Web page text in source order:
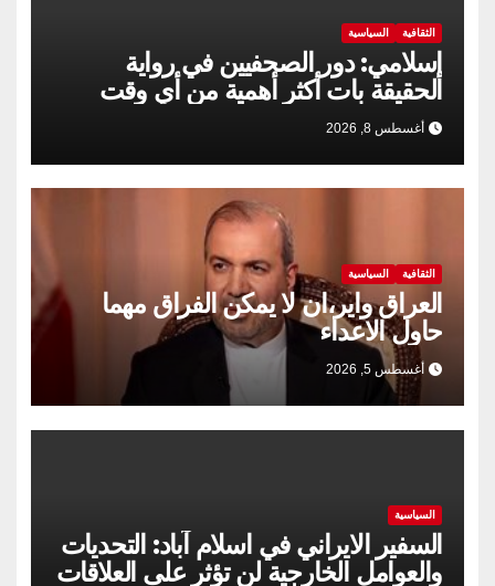
الثقافية السياسية
إسلامي: دور الصحفيين في رواية
الحقيقة بات أكثر أهمية من أي وقت
مضى
أغسطس 8, 2026
الثقافية السياسية
العراق واير،ان لا يمكن الفراق مهما
حاول الاعداء
أغسطس 5, 2026
السياسية
السفير الايراني في اسلام آباد: التحديات
والعوامل الخارجية لن تؤثر على العلاقات